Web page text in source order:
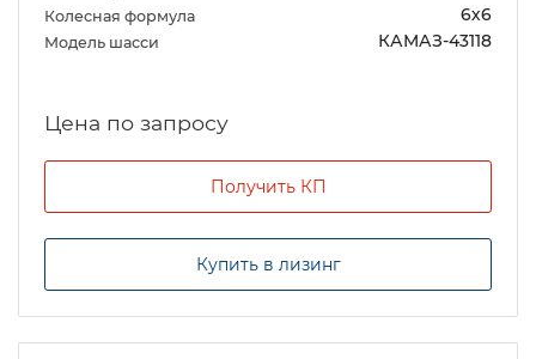
Колесная формула 6х6
Модель шасси КАМАЗ-43118
Цена по запросу
Получить КП
Купить в лизинг